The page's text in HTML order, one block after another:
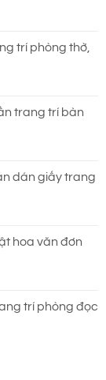
trí phòng thờ,
₫.
trang trí bàn
dán giấy trang
hoa văn đơn
trí phòng đọc